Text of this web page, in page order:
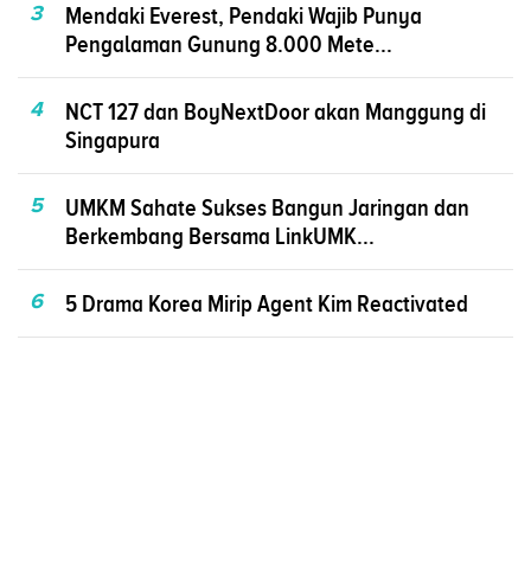
3
Mendaki Everest, Pendaki Wajib Punya
Pengalaman Gunung 8.000 Mete...
4
NCT 127 dan BoyNextDoor akan Manggung di
Singapura
5
UMKM Sahate Sukses Bangun Jaringan dan
Berkembang Bersama LinkUMK...
6 5 Drama Korea Mirip Agent Kim Reactivated